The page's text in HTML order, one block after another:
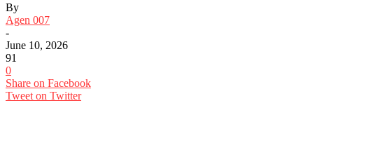
By
Agen 007
-
June 10, 2026
91
0
Share on Facebook
Tweet on Twitter